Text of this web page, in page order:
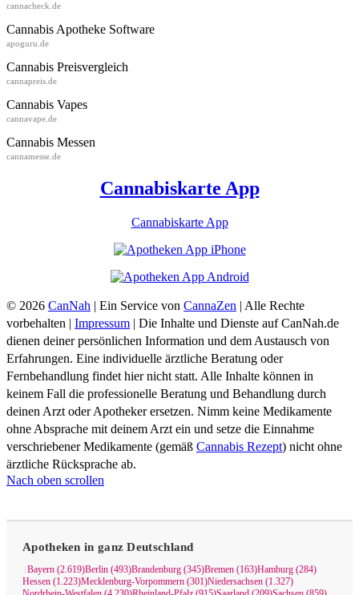
cannacheck.de
Cannabis Apotheke Software
apoguru.de
Cannabis Preisvergleich
cannapreis.de
Cannabis Vapes
cannavape.de
Cannabis Messen
cannamesse.de
Cannabiskarte App
Cannabiskarte App
© 2026 CanNah | Ein Service von CannaZen | Alle Rechte
vorbehalten | Impressum | Die Inhalte und Dienste auf CanNah.de
dienen deiner persönlichen Information und dem Austausch von
Erfahrungen. Eine individuelle ärztliche Beratung oder
Fernbehandlung findet hier nicht statt. Alle Inhalte können in
keinem Fall die professionelle Beratung und Behandlung durch
deinen Arzt oder Apotheker ersetzen. Nimm keine Medikamente
ohne Absprache mit deinem Arzt ein und setze die Einnahme
verschriebener Medikamente (gemäß Cannabis Rezept) nicht ohne
ärztliche Rücksprache ab.
Nach oben scrollen
Apotheken in ganz Deutschland
Bayern (2.619)Berlin (493)Brandenburg (345)Bremen (163)Hamburg (284)
Hessen (1.223)Mecklenburg-Vorpommern (301)Niedersachsen (1.327)